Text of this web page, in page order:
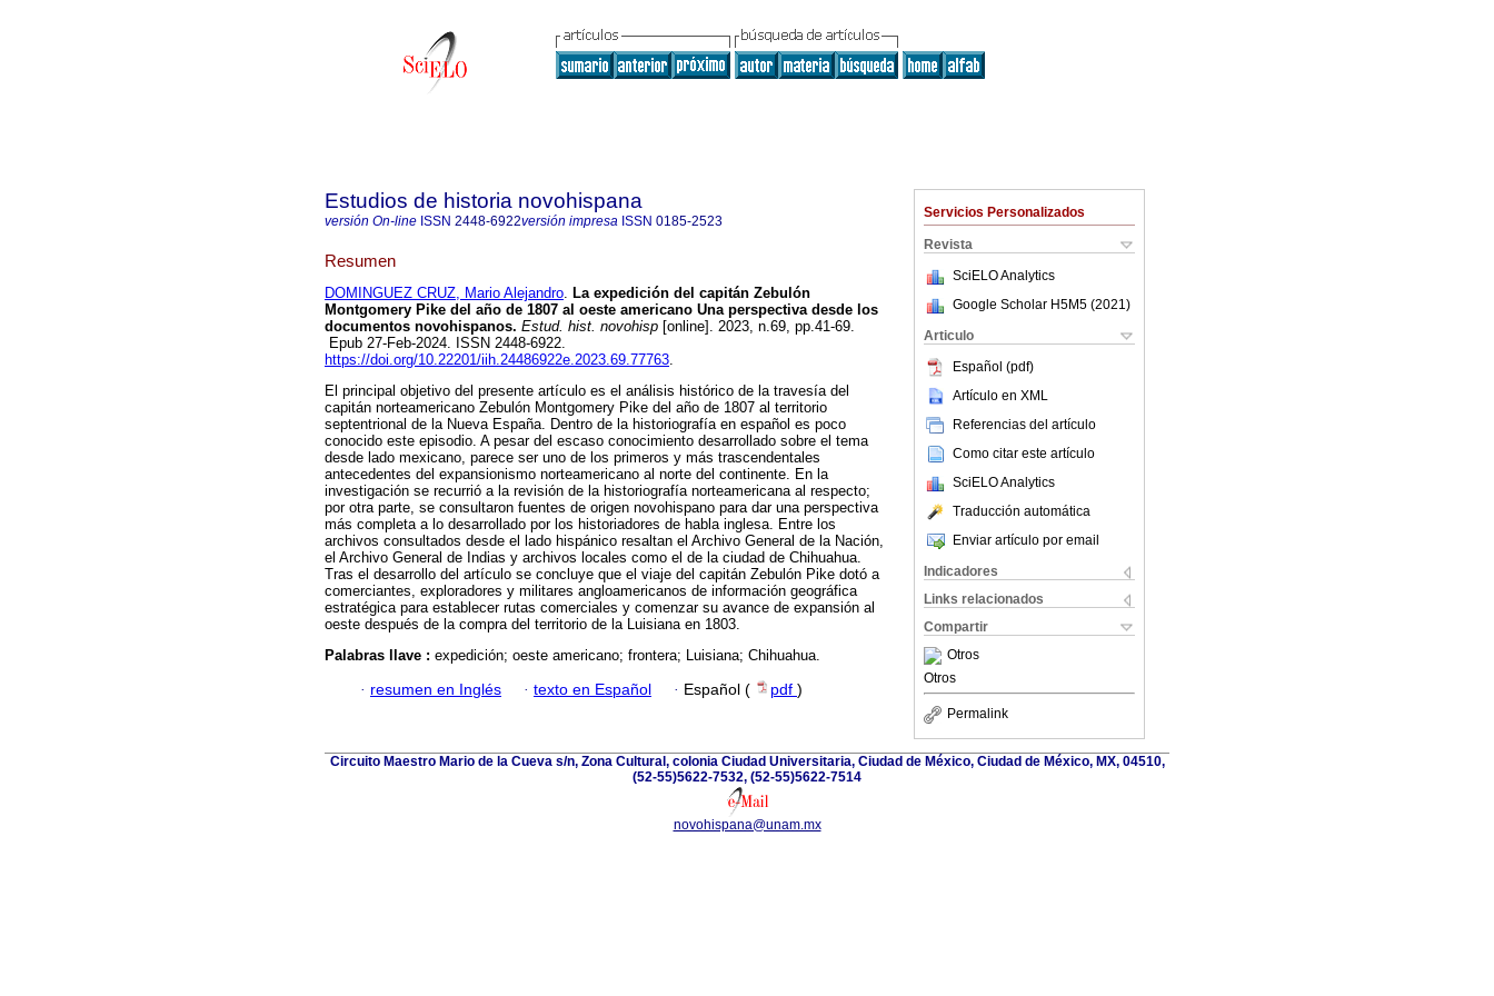
Servicios Personalizados
Revista
SciELO Analytics
Google Scholar H5M5 (2021 )
Articulo
Español (pdf)
Artículo en XML
Referencias del artículo
Como citar este artículo
SciELO Analytics
Traducción automática
Enviar artículo por email
Indicadores
Links relacionados
Compartir
Otros
Otros
Permalink
Estudios de historia novohispana
versión On-line ISSN 2448-6922versión impresa ISSN 0185-2523
Resumen
DOMINGUEZ CRUZ, Mario Alejandro. La expedición del capitán Zebulón
Montgomery Pike del año de 1807 al oeste americano Una perspectiva desde los
documentos novohispanos. Estud. hist. novohisp [online]. 2023, n.69, pp.41-69.
Epub 27-Feb-2024. ISSN 2448-6922.
https://doi.org/10.22201/iih.24486922e.2023.69.77763.
El principal objetivo del presente artículo es el análisis histórico de la travesía del
capitán norteamericano Zebulón Montgomery Pike del año de 1807 al territorio
septentrional de la Nueva España. Dentro de la historiografía en español es poco
conocido este episodio. A pesar del escaso conocimiento desarrollado sobre el tema
desde lado mexicano, parece ser uno de los primeros y más trascendentales
antecedentes del expansionismo norteamericano al norte del continente. En la
investigación se recurrió a la revisión de la historiografía norteamericana al respecto;
por otra parte, se consultaron fuentes de origen novohispano para dar una perspectiva
más completa a lo desarrollado por los historiadores de habla inglesa. Entre los
archivos consultados desde el lado hispánico resaltan el Archivo General de la Nación,
el Archivo General de Indias y archivos locales como el de la ciudad de Chihuahua.
Tras el desarrollo del artículo se concluye que el viaje del capitán Zebulón Pike dotó a
comerciantes, exploradores y militares angloamericanos de información geográfica
estratégica para establecer rutas comerciales y comenzar su avance de expansión al
oeste después de la compra del territorio de la Luisiana en 1803.
Palabras llave : expedición; oeste americano; frontera; Luisiana; Chihuahua.
· resumen en Inglés · texto en Español · Español ( pdf )
Circuito Maestro Mario de la Cueva s/n, Zona Cultural, colonia Ciudad Universitaria, Ciudad de México, Ciudad de México, MX, 04510,
(52-55)5622-7532, (52-55)5622-7514
novohispana@unam.mx